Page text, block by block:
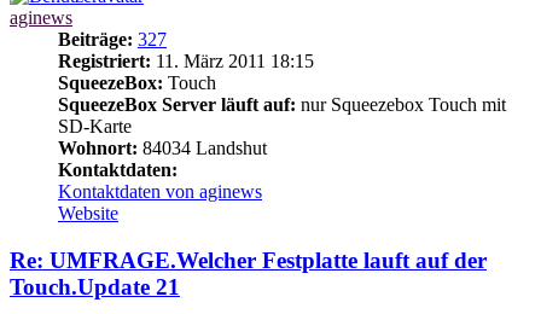
aginews
Beiträge: 327
Registriert: 11. März 2011 18:15
SqueezeBox: Touch
SqueezeBox Server läuft auf: nur Squeezebox Touch mit
SD-Karte
Wohnort: 84034 Landshut
Kontaktdaten:
Kontaktdaten von aginews
Website
Re: UMFRAGE.Welcher Festplatte lauft auf der
Touch.Update 21